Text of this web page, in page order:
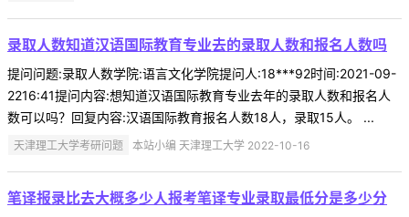
录取人数知道汉语国际教育专业去的录取人数和报名人数吗
提问问题:录取人数学院:语言文化学院提问人:18***92时间:2021-09-
2216:41提问内容:想知道汉语国际教育专业去年的录取人数和报名人
数可以吗？回复内容:汉语国际教育报名人数18人，录取15人。 ...
天津理工大学考研问题 本站小编 天津理工大学 2022-10-16
笔译报录比去大概多少人报考笔译专业录取最低分是多少分